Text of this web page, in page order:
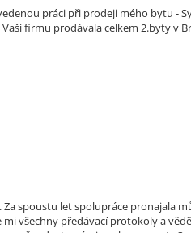
práci při prodeji mého bytu -
firmu prodávala celkem 2.byty v
spoustu let spolupráce pronajala
všechny předávací protokoly a